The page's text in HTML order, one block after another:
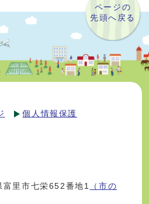
ページの
先頭へ戻る
個人情報保護
里市七栄652番地1
（市の